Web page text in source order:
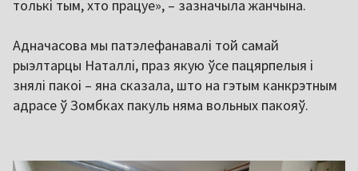
толькі тым, хто працуе», – зазначыла жанчына.
Адначасова мы патэлефанавалі той самай
рыэлтарцы Наталлі, праз якую ўсе пацярпелыя і
знялі пакоі – яна сказала, што на гэтым канкрэтным
адрасе ў Зомбках пакуль няма вольных пакояў.